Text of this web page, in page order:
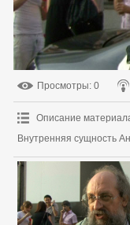
Просмотры: 0
Описание
Внутренняя сущность